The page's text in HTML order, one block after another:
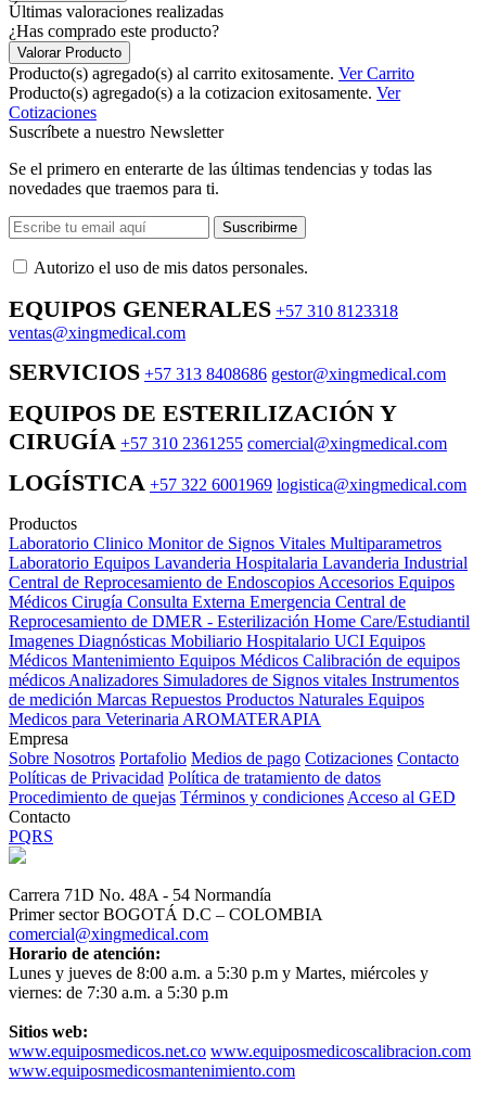
Últimas valoraciones realizadas
¿Has comprado este producto?
Valorar Producto
Producto(s) agregado(s) al carrito exitosamente. Ver Carrito
Producto(s) agregado(s) a la cotizacion exitosamente. Ver
Cotizaciones
Suscríbete a nuestro Newsletter
Se el primero en enterarte de las últimas tendencias y todas las
novedades que traemos para ti.
Suscribirme
Autorizo ​​el uso de mis datos personales.
EQUIPOS GENERALES +57 310 8123318
ventas@xingmedical.com
SERVICIOS +57 313 8408686 gestor@xingmedical.com
EQUIPOS DE ESTERILIZACIÓN Y
CIRUGÍA +57 310 2361255 comercial@xingmedical.com
LOGÍSTICA +57 322 6001969 logistica@xingmedical.com
Productos
Laboratorio Clinico Monitor de Signos Vitales Multiparametros
Laboratorio Equipos Lavanderia Hospitalaria Lavanderia Industrial
Central de Reprocesamiento de Endoscopios Accesorios Equipos
Médicos Cirugía Consulta Externa Emergencia Central de
Reprocesamiento de DMER - Esterilización Home Care/Estudiantil
Imagenes Diagnósticas Mobiliario Hospitalario UCI Equipos
Médicos Mantenimiento Equipos Médicos Calibración de equipos
médicos Analizadores Simuladores de Signos vitales Instrumentos
de medición Marcas Repuestos Productos Naturales Equipos
Medicos para Veterinaria AROMATERAPIA
Empresa
Sobre Nosotros Portafolio Medios de pago Cotizaciones Contacto
Políticas de Privacidad Política de tratamiento de datos
Procedimiento de quejas Términos y condiciones Acceso al GED
Contacto
PQRS
Carrera 71D No. 48A - 54 Normandía
Primer sector BOGOTÁ D.C – COLOMBIA
comercial@xingmedical.com
Horario de atención:
Lunes y jueves de 8:00 a.m. a 5:30 p.m y Martes, miércoles y
viernes: de 7:30 a.m. a 5:30 p.m
Sitios web:
www.equiposmedicos.net.co www.equiposmedicoscalibracion.com
www.equiposmedicosmantenimiento.com